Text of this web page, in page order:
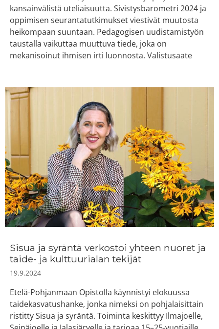
kansainvälistä uteliaisuutta. Sivistysbarometri 2024 ja
oppimisen seurantatutkimukset viestivät muutosta
heikompaan suuntaan. Pedagogisen uudistamistyön
taustalla vaikuttaa muuttuva tiede, joka on
mekanisoinut ihmisen irti luonnosta. Valistusaate
Sisua ja syräntä verkostoi yhteen nuoret ja
taide- ja kulttuurialan tekijät
19.9.2024
Etelä-Pohjanmaan Opistolla käynnistyi elokuussa
taidekasvatushanke, jonka nimeksi on pohjalaisittain
ristitty Sisua ja syräntä. Toiminta keskittyy Ilmajoelle,